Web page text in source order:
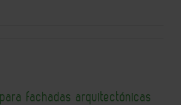
fachadas arquitectónicas